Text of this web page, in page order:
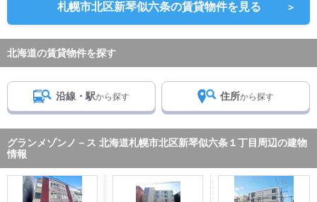
札幌市北区新琴似六条の賃貸物件を見る ＞
北海道の賃貸物件を探す
沿線・駅から探す 住所から探す
グランメゾンノ－ス 北海道札幌市北区新琴似六条１丁目周辺の建物
情報